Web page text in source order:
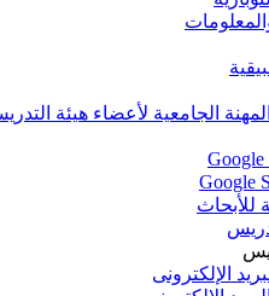
الجامعية لأعضاء هيئة
للأبحاث
الإلكترونى